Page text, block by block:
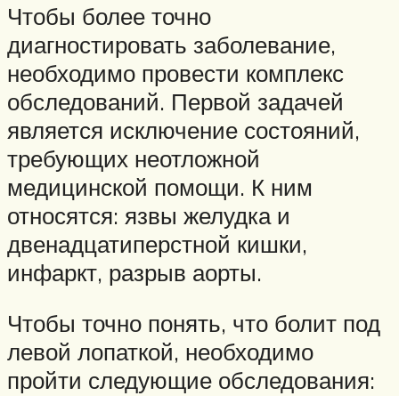
Чтобы более точно
диагностировать заболевание,
необходимо провести комплекс
обследований. Первой задачей
является исключение состояний,
требующих неотложной
медицинской помощи. К ним
относятся: язвы желудка и
двенадцатиперстной кишки,
инфаркт, разрыв аорты.
Чтобы точно понять, что болит под
левой лопаткой, необходимо
пройти следующие обследования: